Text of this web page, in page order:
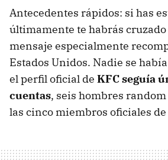
Antecedentes rápidos: si has
últimamente te habrás cruzado
mensaje especialmente
Estados Unidos. Nadie se
el perfil oficial de KFC seguía
cuentas, seis hombres
las cinco miembros oficiales